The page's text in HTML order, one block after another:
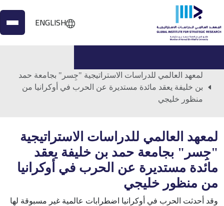
ENGLISH
لمعهد العالمي للدراسات الاستراتيجية "جِسر" بجامعة حمد
بن خليفة يعقد مائدة مستديرة عن الحرب في أوكرانيا من
منظور خليجي
لمعهد العالمي للدراسات الاستراتيجية
"جِسر" بجامعة حمد بن خليفة يعقد
مائدة مستديرة عن الحرب في أوكرانيا
من منظور خليجي
وقد أحدثت الحرب في أوكرانيا اضطرابات عالمية غير مسبوقة لها